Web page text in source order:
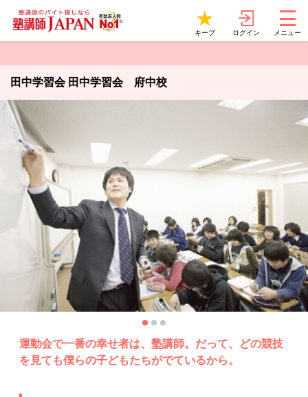
キープ ログイン メニュー
田中学習会 田中学習会 府中校
運動会で一番の幸せ者は、塾講師。だって、どの競技
を見ても僕らの子どもたちがでているから。